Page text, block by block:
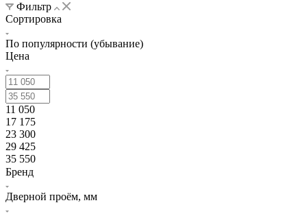
Фильтр
Сортировка
По популярности (убывание)
Цена
11 050
17 175
23 300
29 425
35 550
Бренд
Дверной проём, мм